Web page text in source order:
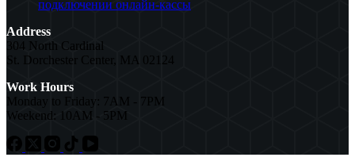
подключении онлайн-кассы
Address
304 North Cardinal
St. Dorchester Center, MA 02124
Work Hours
Monday to Friday: 7AM - 7PM
Weekend: 10AM - 5PM